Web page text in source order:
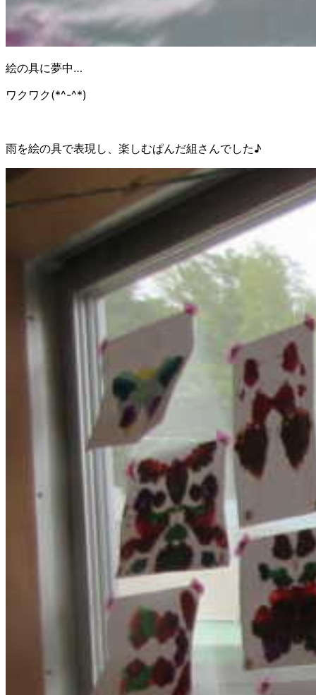
絵の具に夢中…
ワクワク(*^-^*)
雨を絵の具で表現し、楽しむぱんだ組さんでした♪